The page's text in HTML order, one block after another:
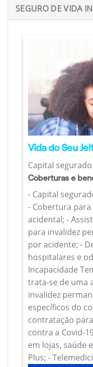
SEGURO DE VIDA
Vida do Seu
Capital
Coberturas e
- Capital
- Cobertura
acidental; -
para invalidez
por acidente; -
hospitalares e
Incapacidade
trata-se de uma
invalidez
específicos do
contratação
contra a Covid-
em lojas, saúde
Plus; -